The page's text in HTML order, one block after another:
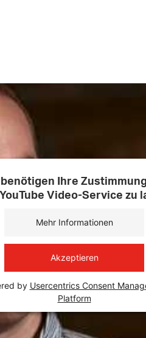
Ihre
Video-Service zu
Mehr Informationen
Akzeptieren
by Usercentrics Consent
Platform